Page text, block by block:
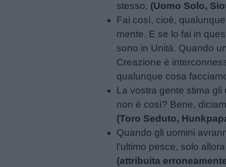
stesso. (Uomo Solo,
Fai così, cioè,
mente. E se lo fai in
sono in Unità. Quando
Creazione è
qualunque cosa
La vostra gente stima
non è così? Bene,
(Toro Seduto,
Quando gli uomini
l’ultimo pesce, solo
(attribuita